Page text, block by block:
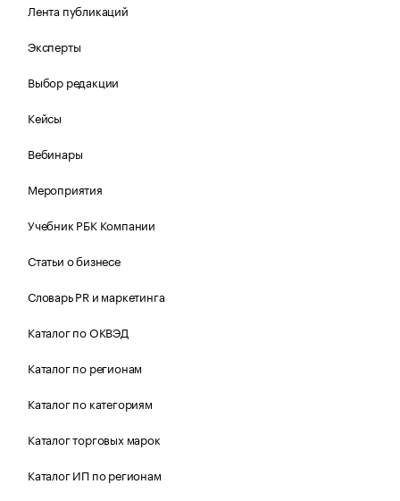
Лента публикаций
Эксперты
Выбор редакции
Кейсы
Вебинары
Мероприятия
Учебник РБК Компании
Статьи о бизнесе
Словарь PR и маркетинга
Каталог по ОКВЭД
Каталог по регионам
Каталог по категориям
Каталог торговых марок
Каталог ИП по регионам